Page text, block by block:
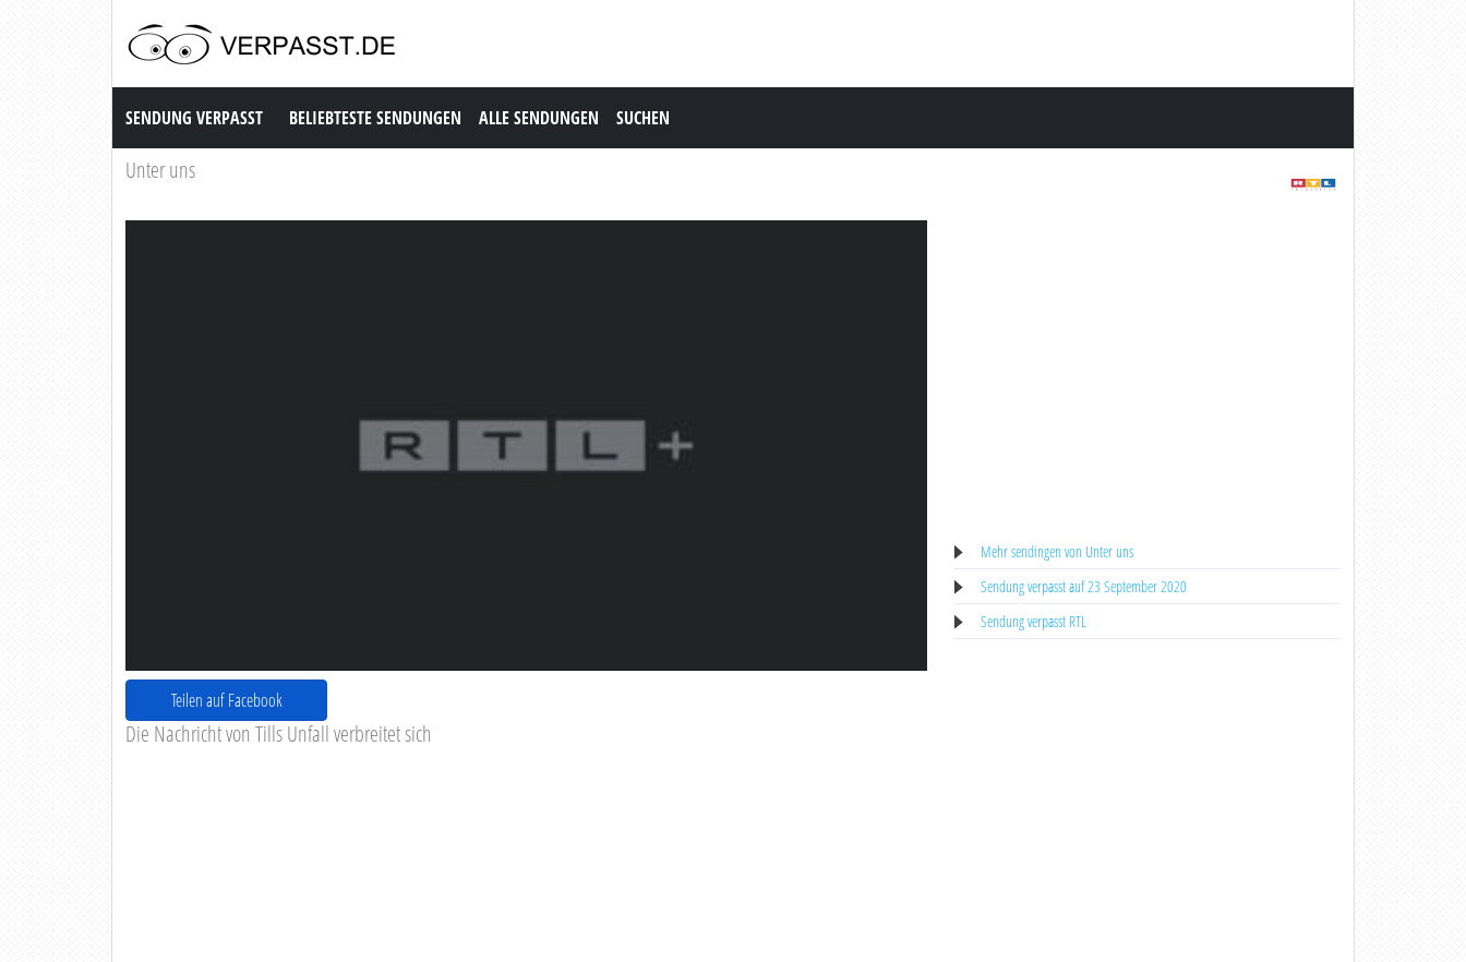
Sendung Verpasst
SENDUNG VERPASST BELIEBTESTE SENDUNGEN ALLE SENDUNGEN SUCHEN
Unter uns
Teilen auf Facebook
Die Nachricht von Tills Unfall verbreitet sich
Mehr sendingen von Unter uns
Sendung verpasst auf 23 September 2020
Sendung verpasst RTL